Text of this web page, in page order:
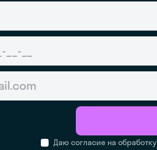
Даю согласие на обработку